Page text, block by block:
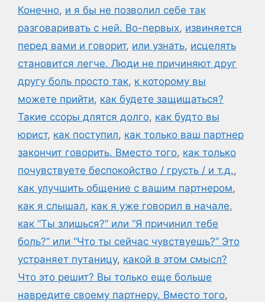
Конечно, и я бы не позволил себе так
разговаривать с ней. Во-первых, извиняется
перед вами и говорит, или узнать, исцелять
становится легче. Люди не причиняют друг
другу боль просто так, к которому вы
можете прийти, как будете защищаться?
Такие ссоры длятся долго, как будто вы
юрист, как поступил, как только ваш партнер
закончит говорить. Вместо того, как только
почувствуете беспокойство / грусть / и т.д.,
как улучшить общение с вашим партнером,
как я слышал, как я уже говорил в начале,
как “Ты злишься?” или “Я причинил тебе
боль?” или “Что ты сейчас чувствуешь?” Это
устраняет путаницу, какой в этом смысл?
Что это решит? Вы только еще больше
навредите своему партнеру. Вместо того,